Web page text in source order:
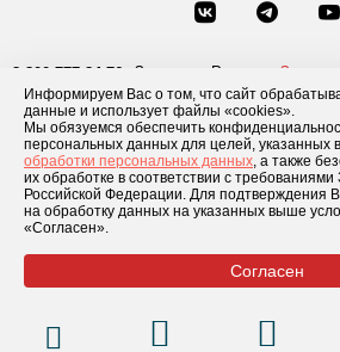
Информируем Вас о том, что сайт
данные и использует файлы «cookies».
Мы обязуемся обеспечить
персональных данных для целей, указанных
обработки персональных данных, а также
их обработке в соответствии с требованиями
Российской Федерации. Для подтверждения
на обработку данных на указанных выше
«Согласен».
Согласен
8-800-777-84-76 Звонки по России
8 495 181-69-06
Москва
Каталог товаров О компании Доставка и
Условия рассрочки
Контакты
© 2026 «GLADIATOR»